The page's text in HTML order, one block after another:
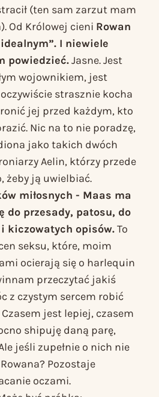
(ten sam zarzut mam
Od Królowej cieni Rowan
I niewiele
powiedzieć.Jasne. Jest
wojownikiem, jest
strasznie kocha
jej przed każdym, kto
Nic na to nie poradzę,
jako takich dwóch
Aelin, którzy przede
żeby ją uwielbiać.
miłosnych - Maas ma
do przesady, patosu, do
kiczowatych opisów.To
seksu, które, moim
ocierają się o harlequin
przeczytać jakiś
z czystym sercem robić
jest lepiej, czasem
shipuję daną parę,
jeśli zupełnie o nich nie
Pozostaje
oczami.